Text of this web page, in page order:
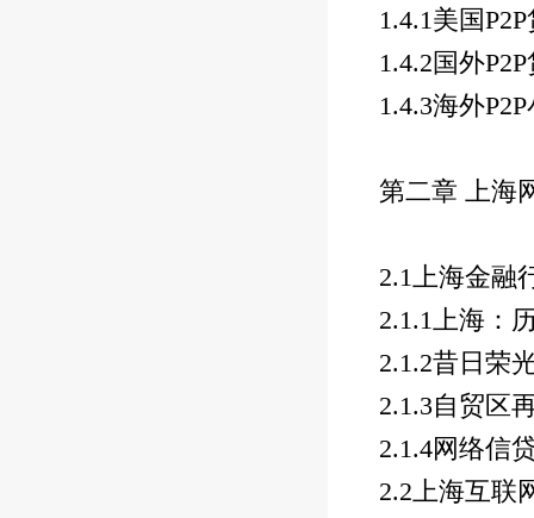
1.4.1美国P2P
1.4.2国外P2P
1.4.3海外P2P
第二章 上海
2.1上海金融
2.1.1上海：
2.1.2昔日荣
2.1.3自贸区
2.1.4网络信
2.2上海互联